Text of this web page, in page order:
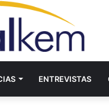
ENTREVISTAS